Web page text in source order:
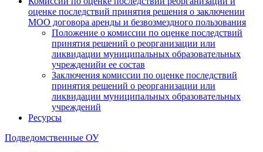
оценке последствий принятия решения о заключении
МОО договора аренды и безвозмездного пользования
Положение о комиссии по оценке последствий
принятия решений о реорганизации или
ликвидации муниципальных образовательных
учрежденийи ее состав
Заключения комиссии по оценке последствий
принятия решений о реорганизации или
ликвидации муниципальных образовательных
учреждений
Ресурсы
Подведомственные ОУ